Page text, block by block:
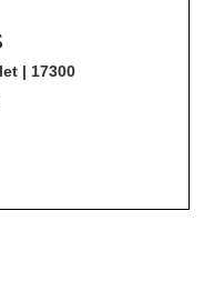
| 17300